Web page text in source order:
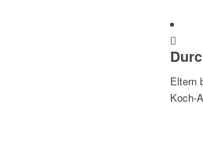
Eltern
Koch-